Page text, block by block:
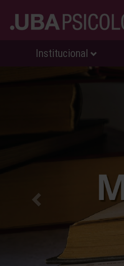
Institucional